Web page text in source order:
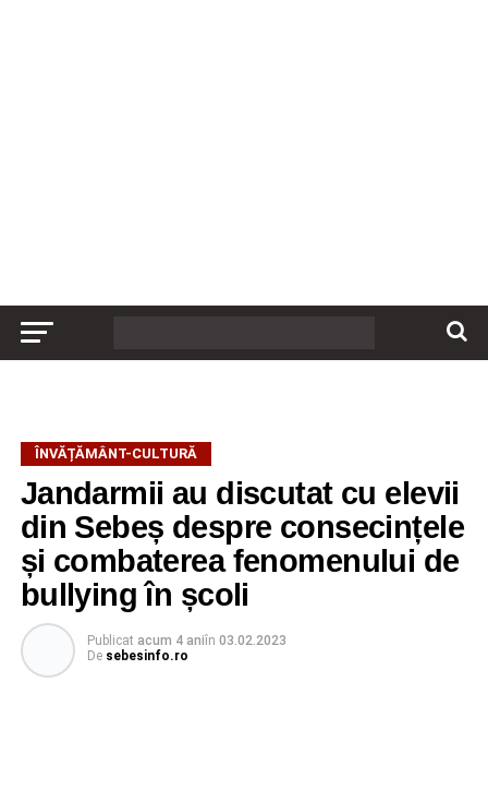
ÎNVĂȚĂMÂNT-CULTURĂ
Jandarmii au discutat cu elevii
din Sebeș despre consecințele
și combaterea fenomenului de
bullying în școli
Publicat acum 4 aniîn 03.02.2023
De sebesinfo.ro